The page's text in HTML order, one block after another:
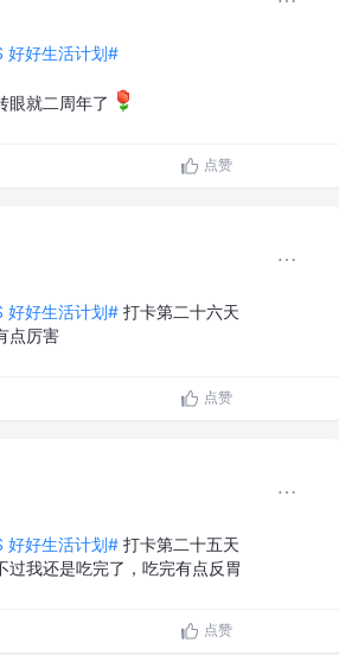
好好生活计划#
眼就二周年了
点赞
好好生活计划# 打卡第二十六天
点厉害
点赞
好好生活计划# 打卡第二十五天
过我还是吃完了，吃完有点反胃
点赞